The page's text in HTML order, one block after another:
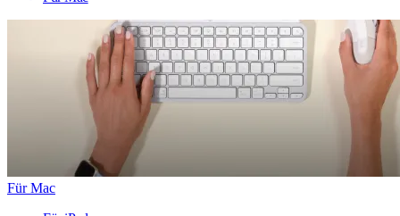
Für Mac